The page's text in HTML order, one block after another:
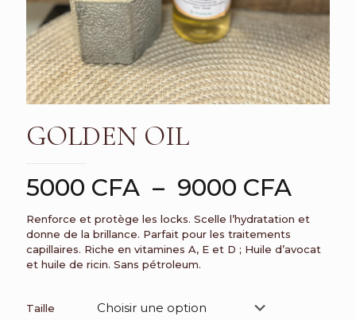
GOLDEN OIL
5000 CFA – 9000 CFA
de
5000
Renforce et protège les locks. Scelle l’hydratation et
donne de la brillance. Parfait pour les traitements
capillaires. Riche en vitamines A, E et D ; Huile d’avocat
et huile de ricin. Sans pétroleum.
Taille